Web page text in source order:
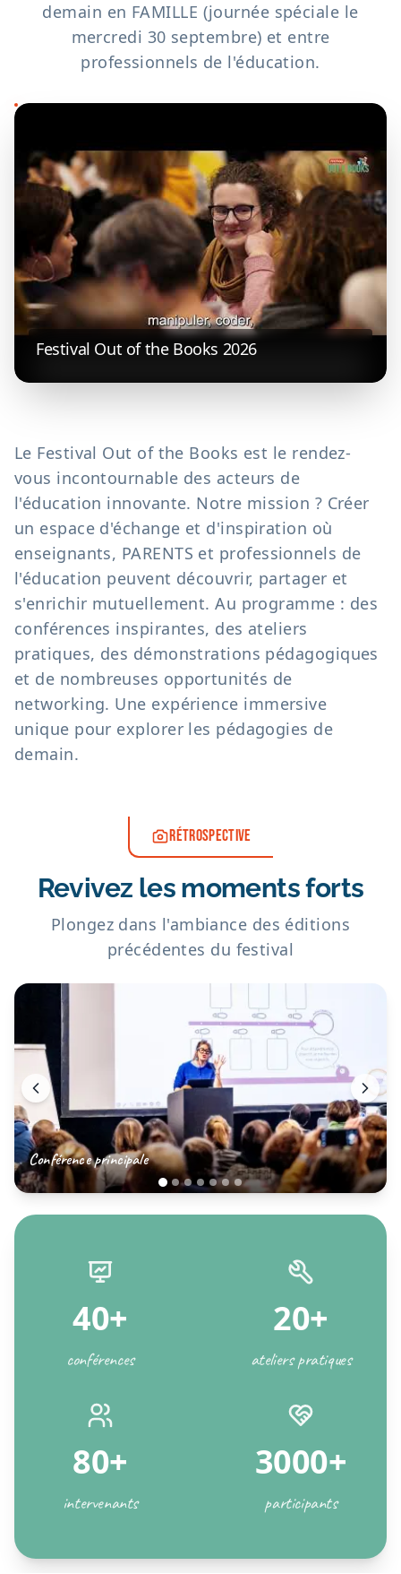
demain en FAMILLE (journée spéciale le
mercredi 30 septembre) et entre
professionnels de l'éducation.
Festival Out of the Books 2026
Le Festival Out of the Books est le rendez-
vous incontournable des acteurs de
l'éducation innovante. Notre mission ? Créer
un espace d'échange et d'inspiration où
enseignants, PARENTS et professionnels de
l'éducation peuvent découvrir, partager et
s'enrichir mutuellement. Au programme : des
conférences inspirantes, des ateliers
pratiques, des démonstrations pédagogiques
et de nombreuses opportunités de
networking. Une expérience immersive
unique pour explorer les pédagogies de
demain.
RÉTROSPECTIVE
Revivez les moments forts
Plongez dans l'ambiance des éditions
précédentes du festival
Conférence principale
40+
conférences
20+
ateliers pratiques
80+
intervenants
3000+
participants